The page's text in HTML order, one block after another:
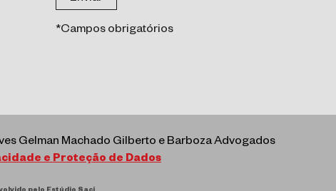
*Campos obrigatórios
Gelman Machado Gilberto e Barboza Advogados
e Proteção de Dados